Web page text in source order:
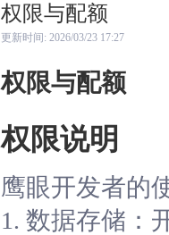
权限与配额
更新时间: 2026/03/23 17:27
权限与配额
权限说明
鹰眼开发者的
1. 数据存储：